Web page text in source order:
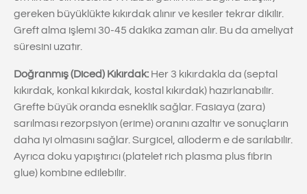
gereken büyüklükte kıkırdak alınır ve kesiler tekrar dikilir.
Greft alma işlemi 30-45 dakika zaman alır. Bu da ameliyat
süresini uzatır.
Doğranmış (Diced) Kıkırdak: Her 3 kıkırdakla da (septal
kıkırdak, konkal kıkırdak, kostal kıkırdak) hazırlanabilir.
Grefte büyük oranda esneklik sağlar. Fasiaya (zara)
sarılması rezorpsiyon (erime) oranını azaltır ve sonuçların
daha iyi olmasını sağlar. Surgicel, alloderm e de sarılabilir.
Ayrıca doku yapıştırıcı (platelet rich plasma plus fibrin
glue) kombine edilebilir.